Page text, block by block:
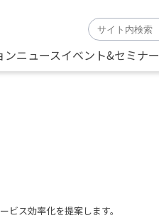
ンニュースイベント&セミナー
ビス効率化を提案します。